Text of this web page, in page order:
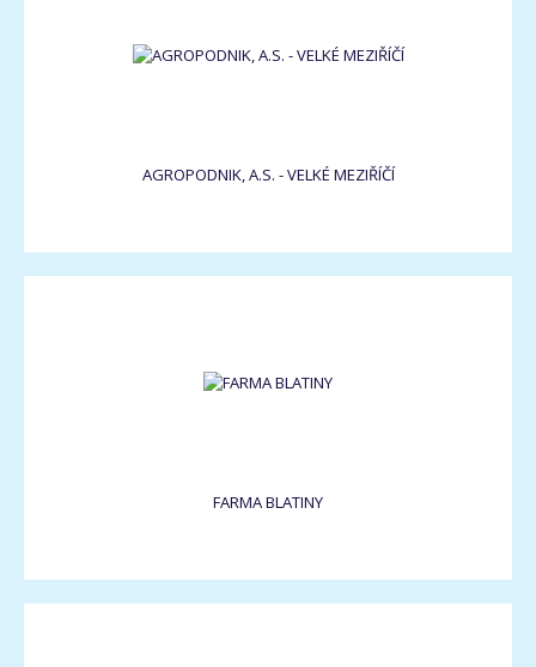
AGROPODNIK, A.S. - VELKÉ MEZIŘÍČÍ
FARMA BLATINY